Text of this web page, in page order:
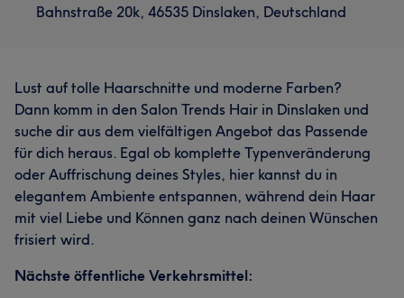
Bahnstraße 20k, 46535 Dinslaken, Deutschland
Lust auf tolle Haarschnitte und moderne Farben?
Dann komm in den Salon Trends Hair in Dinslaken und
suche dir aus dem vielfältigen Angebot das Passende
für dich heraus. Egal ob komplette Typenveränderung
oder Auffrischung deines Styles, hier kannst du in
elegantem Ambiente entspannen, während dein Haar
mit viel Liebe und Können ganz nach deinen Wünschen
frisiert wird.
Nächste öffentliche Verkehrsmittel: